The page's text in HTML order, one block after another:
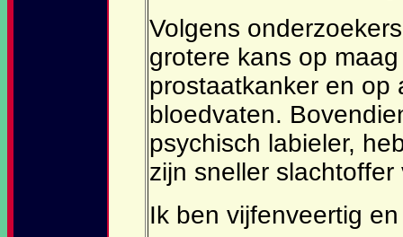
Volgens
grotere kans op
prostaatkanker en op
bloedvaten.
psychisch labieler,
zijn sneller
Ik ben vijfenveertig